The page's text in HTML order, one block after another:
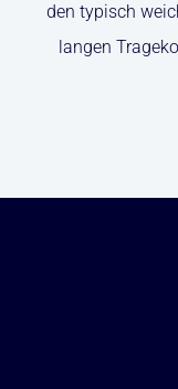
den typisch
langen